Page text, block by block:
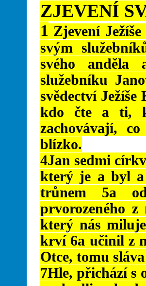
ZJEVENÍ
1 Zjevení
svým
svého anděla
služebníku
svědectví
kdo čte a ti,
zachovávají,
blízko.
4Jan sedmi
který je a byl
trůnem 5a
prvorozeného
který nás
krví 6a učinil z
Otce, tomu
7Hle, přichází s